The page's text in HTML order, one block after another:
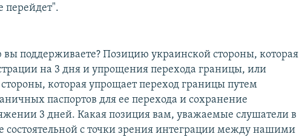
перейдет".
поддерживаете? Позицию украинской стороны, которая
на 3 дня и упрощения перехода границы, или
которая упрощает переход границы путем
паспортов для ее перехода и сохранение
3 дней. Какая позиция вам, уважаемые слушатели в
состоятельной с точки зрения интеграции между нашими